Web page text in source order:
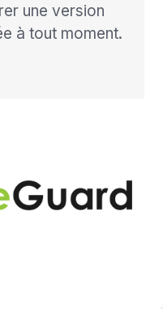
une version
à tout moment.